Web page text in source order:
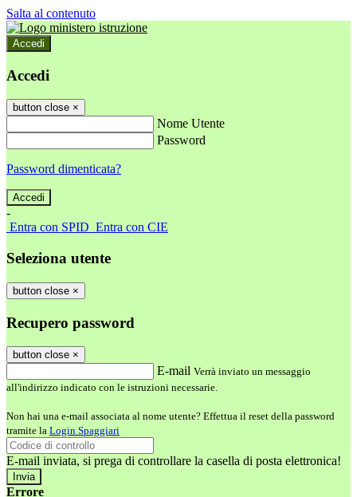
Salta al contenuto
Accedi
Accedi
button close ×
Nome Utente
Password
Password dimenticata?
-
Entra con SPID Entra con CIE
Seleziona utente
button close ×
Recupero password
button close ×
E-mail Verrà inviato un messaggio
all'indirizzo indicato con le istruzioni necessarie.
Non hai una e-mail associata al nome utente? Effettua il reset della password
tramite la Login Spaggiari
E-mail inviata, si prega di controllare la casella di posta elettronica!
Errore